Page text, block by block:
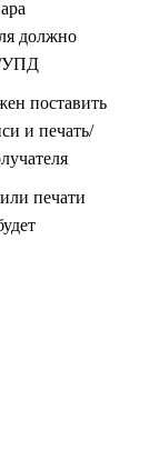
должно
УПД
поставить
и печать/
печати